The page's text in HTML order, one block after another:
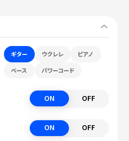
ギター ウクレレ ピアノ
ベース パワーコード
ON OFF
ON OFF